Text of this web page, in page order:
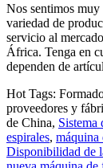
Nos sentimos
variedad de
servicio al
África. Tenga en
dependen de
Hot Tags:
proveedores y
de China, Sistema
espirales, máquina
Disponibilidad de